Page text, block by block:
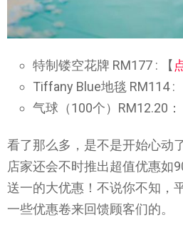
特制镂空花牌 RM177 : 【
Tiffany Blue地毯 RM114 :
气球（100个）RM12.20：
看了那么多，是不是开始心动
店家还会不时推出超值优惠如
送一的大优惠！不说你不知，
一些优惠卷来回馈顾客们的。